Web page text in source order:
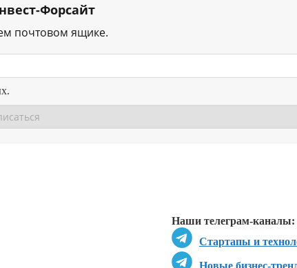
Форсайт
почтовом ящике.
Наши телеграм-каналы:
Стартапы и